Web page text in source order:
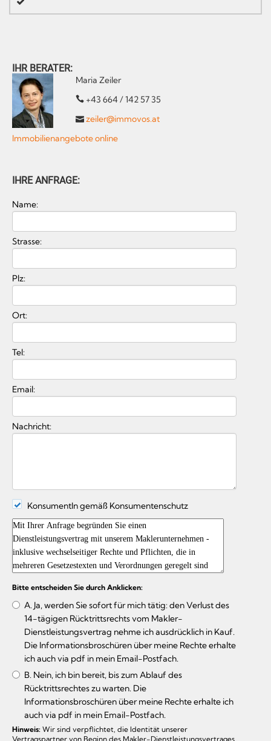
IHR BERATER:
Maria Zeiler
+43 664 / 142 57 35
zeiler@immovos.at
Immobilienangebote online
IHRE ANFRAGE:
Name:
Strasse:
Plz:
Ort:
Tel:
Email:
Nachricht:
KonsumentIn gemäß Konsumentenschutz
Bitte entscheiden Sie durch Anklicken:
A. Ja, werden Sie sofort für mich tätig: den Verlust des
14-tägigen Rücktrittsrechts vom Makler-
Dienstleistungsvertrag nehme ich ausdrücklich in Kauf.
Die Informationsbroschüren über meine Rechte erhalte
ich auch via pdf in mein Email-Postfach.
B. Nein, ich bin bereit, bis zum Ablauf des
Rücktrittsrechtes zu warten. Die
Informationsbroschüren über meine Rechte erhalte ich
auch via pdf in mein Email-Postfach.
Hinweis: Wir sind verpflichtet, die Identität unserer
Vertragspartner von Beginn des Makler-Dienstleistungsvertrages